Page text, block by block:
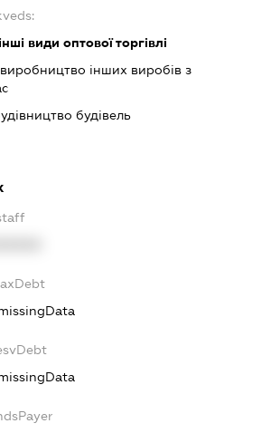
види оптової торгівлі
інших виробів з
будівель